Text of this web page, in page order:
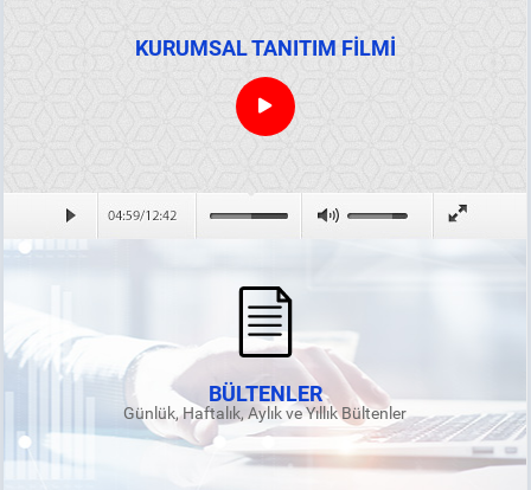
KURUMSAL TANITIM FİLMİ
BÜLTENLER
Günlük, Haftalık, Aylık ve Yıllık Bültenler